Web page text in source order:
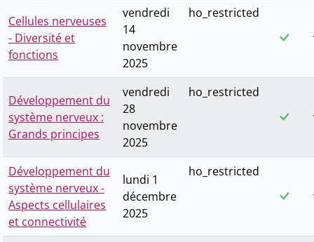
Cellules nerveuses
- Diversité et
fonctions
vendredi
14
novembre
2025
ho_restricted
Développement du
système nerveux :
Grands principes
vendredi
28
novembre
2025
ho_restricted
Développement du
système nerveux -
Aspects cellulaires
et connectivité
lundi 1
décembre
2025
ho_restricted